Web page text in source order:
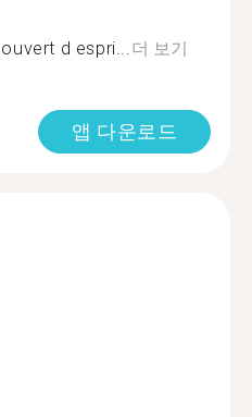
d espri...더 보기
앱 다운로드